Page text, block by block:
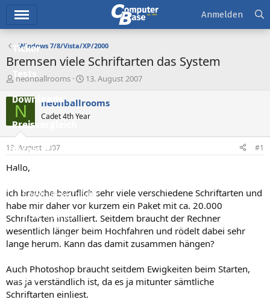
Ticker
Tests
Downloads
Preisvergleich
Forum
Aktuelles
Empfohlene Inhalte
Neue Beiträge
Neueste Aktivitäten
Regeln
Anmelden
Windows 7/8/Vista/XP/2000
Bremsen viele Schriftarten das System
E
s
t
e
e
r
neonballrooms
E
s
e
t
13. August 2007
N neonballrooms
Cadet 4th Year
13. August 2007 #1
Hallo,
ich brauche beruflich sehr viele verschiedene Schriftarten und
habe mir daher vor kurzem ein Paket mit ca. 20.000
Schriftarten installiert. Seitdem braucht der Rechner
wesentlich länger beim Hochfahren und rödelt dabei sehr
lange herum. Kann das damit zusammen hängen?
Auch Photoshop braucht seitdem Ewigkeiten beim Starten,
was ja verständlich ist, da es ja mitunter sämtliche
Schriftarten einliest.